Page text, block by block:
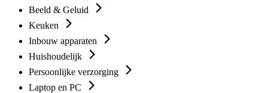
Beeld & Geluid
Keuken
Inbouw apparaten
Huishoudelijk
Persoonlijke verzorging
Laptop en PC